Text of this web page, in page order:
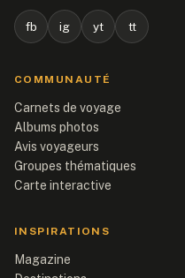
fb ig yt tt
COMMUNAUTÉ
Carnets de voyage
Albums photos
Avis voyageurs
Groupes thématiques
Carte interactive
INSPIRATIONS
Magazine